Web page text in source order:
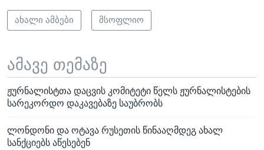
ახალი ამბები მსოფლიო
ამავე თემაზე
ჟურნალისტთა დაცვის კომიტეტი წელს ჟურნალისტების
სარეკორდო დაკავებაზე საუბრობს
ლონდონი და ოტავა რუსეთის წინააღმდეგ ახალ
სანქციებს აწესებენ